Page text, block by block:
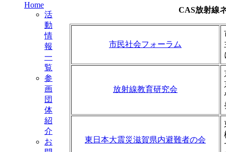
Home
活
動
情
報
一
覧
参
画
団
体
紹
介
お
CAS放射線
市民社会フォーラム
放射線教育研究会
東日本大震災滋賀県内避難者の会